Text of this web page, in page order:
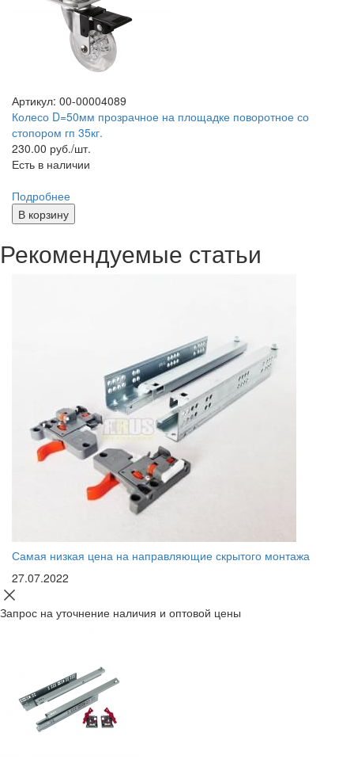
Артикул: 00-00004089
Колесо D=50мм прозрачное на площадке поворотное со
стопором гп 35кг.
230.00 руб./шт.
Есть в наличии
Подробнее
В корзину
Рекомендуемые статьи
Самая низкая цена на направляющие скрытого монтажа
27.07.2022
Запрос на уточнение наличия и оптовой цены